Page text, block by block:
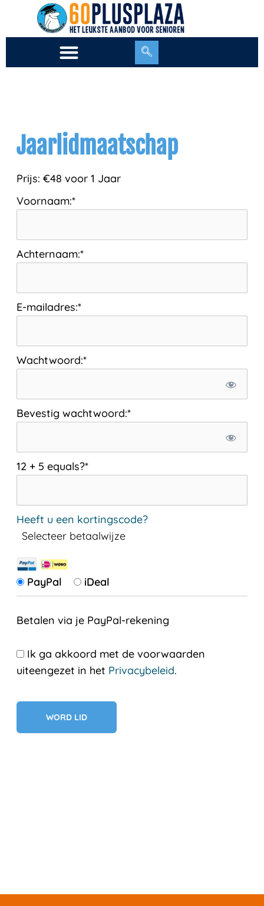
de
Jaarlidmaatschap
Prijs: €48 voor 1 Jaar
Voornaam:*
Achternaam:*
E-mailadres:*
Wachtwoord:*
Bevestig wachtwoord:*
12 + 5 equals?*
Heeft u een kortingscode?
Selecteer betaalwijze
PayPal iDeal
Betalen via je PayPal-rekening
Ik ga akkoord met de voorwaarden
uiteengezet in het Privacybeleid.
Geen val